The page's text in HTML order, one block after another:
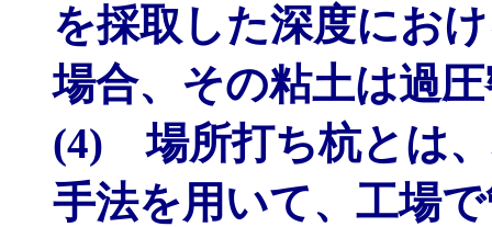
を採取した深度にお
場合、その粘土は過
(4) 場所打ち杭とは
手法を用いて、工場